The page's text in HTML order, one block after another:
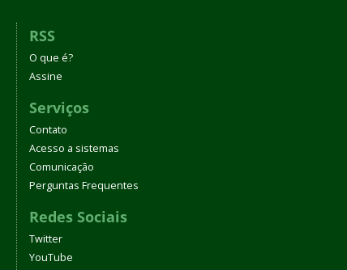
RSS
O que é?
Assine
Serviços
Contato
Acesso a sistemas
Comunicação
Perguntas Frequentes
Redes Sociais
Twitter
YouTube